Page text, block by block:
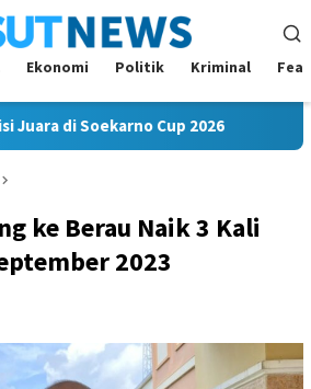
Ekonomi Politik Kriminal
Soekarno Cup 2026
ke Berau Naik 3 Kali
2023